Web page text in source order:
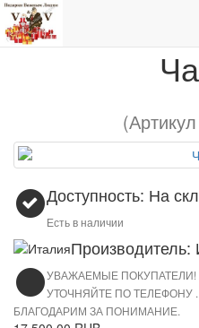
Доступность: На
Есть в наличии
Производитель:
УВАЖАЕМЫЕ
УТОЧНЯЙТЕ ПО
БЛАГОДАРИМ ЗА ПОНИМАНИЕ.